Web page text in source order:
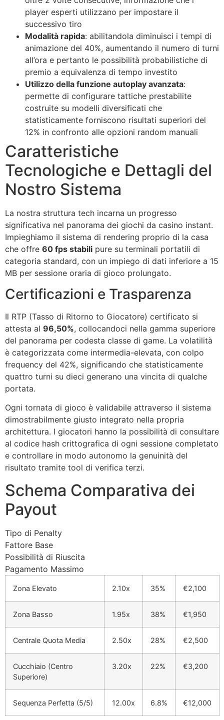
player esperti utilizzano per impostare il
successivo tiro
Modalità rapida: abilitandola diminuisci i tempi di
animazione del 40%, aumentando il numero di turni
all’ora e pertanto le possibilità probabilistiche di
premio a equivalenza di tempo investito
Utilizzo della funzione autoplay avanzata:
permette di configurare tattiche prestabilite
costruite su modelli diversificati che
statisticamente forniscono risultati superiori del
12% in confronto alle opzioni random manuali
Caratteristiche
Tecnologiche e Dettagli del
Nostro Sistema
La nostra struttura tech incarna un progresso
significativa nel panorama dei giochi da casino instant.
Impieghiamo il sistema di rendering proprio di la casa
che offre 60 fps stabili pure su terminali portatili di
categoria standard, con un impiego di dati inferiore a 15
MB per sessione oraria di gioco prolungato.
Certificazioni e Trasparenza
Il RTP (Tasso di Ritorno to Giocatore) certificato si
attesta al 96,50%, collocandoci nella gamma superiore
del panorama per codesta classe di game. La volatilità
è categorizzata come intermedia-elevata, con colpo
frequency del 42%, significando che statisticamente
quattro turni su dieci generano una vincita di qualche
portata.
Ogni tornata di gioco è validabile attraverso il sistema
dimostrabilmente giusto integrato nella propria
architettura. I giocatori hanno la possibilità di consultare
al codice hash crittografica di ogni sessione completato
e controllare in modo autonomo la genuinità del
risultato tramite tool di verifica terzi.
Schema Comparativa dei
Payout
Tipo di Penalty
Fattore Base
Possibilità di Riuscita
Pagamento Massimo
Zona Elevato 2.10x 35% €2,100
Zona Basso 1.95x 38% €1,950
Centrale Quota Media 2.50x 28% €2,500
Cucchiaio (Centro
Superiore)
3.20x 22% €3,200
Sequenza Perfetta (5/5) 12.00x 6.8% €12,000